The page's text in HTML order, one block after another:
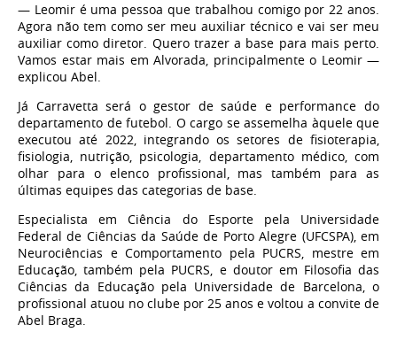
— Leomir é uma pessoa que trabalhou comigo por 22 anos.
Agora não tem como ser meu auxiliar técnico e vai ser meu
auxiliar como diretor. Quero trazer a base para mais perto.
Vamos estar mais em Alvorada, principalmente o Leomir —
explicou Abel.
Já Carravetta será o gestor de saúde e performance do
departamento de futebol. O cargo se assemelha àquele que
executou até 2022, integrando os setores de fisioterapia,
fisiologia, nutrição, psicologia, departamento médico, com
olhar para o elenco profissional, mas também para as
últimas equipes das categorias de base.
Especialista em Ciência do Esporte pela Universidade
Federal de Ciências da Saúde de Porto Alegre (UFCSPA), em
Neurociências e Comportamento pela PUCRS, mestre em
Educação, também pela PUCRS, e doutor em Filosofia das
Ciências da Educação pela Universidade de Barcelona, o
profissional atuou no clube por 25 anos e voltou a convite de
Abel Braga.